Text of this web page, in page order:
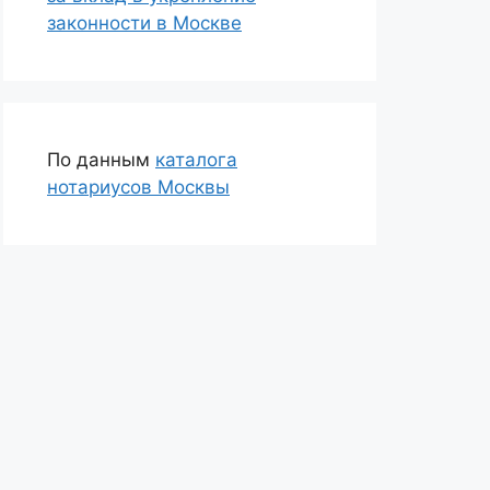
законности в Москве
По данным каталога
нотариусов Москвы